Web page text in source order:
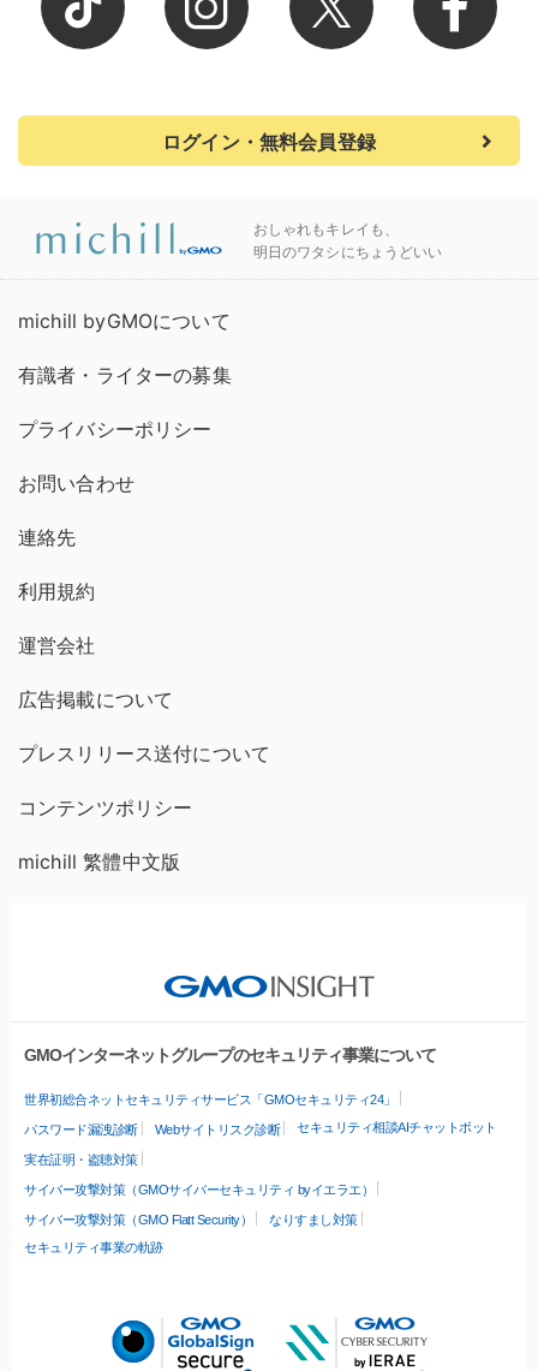
ログイン・無料会員登録
おしゃれもキレイも、
明日のワタシにちょうどいい
michill byGMOについて
有識者・ライターの募集
プライバシーポリシー
お問い合わせ
連絡先
利用規約
運営会社
広告掲載について
プレスリリース送付について
コンテンツポリシー
michill 繁體中文版
GMOインターネットグループのセキュリティ事業について
世界初総合ネットセキュリティサービス「GMOセキュリティ24」
パスワード漏洩診断 Webサイトリスク診断 セキュリティ相談AIチャットボット
実在証明・盗聴対策
サイバー攻撃対策（GMOサイバーセキュリティ byイエラエ）
サイバー攻撃対策（GMO Flatt Security）
なりすまし対策
セキュリティ事業の軌跡